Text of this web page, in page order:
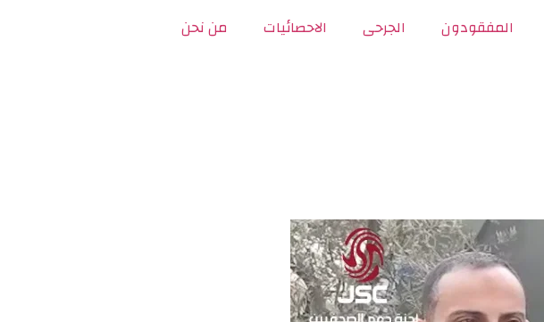
المفقودون الجرحى الاحصائيات من نحن